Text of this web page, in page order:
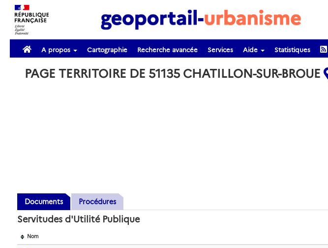
A propos Cartographie Recherche avancée Services Aide Statistiques
PAGE TERRITOIRE DE 51135 CHATILLON-SUR-BROUE
Documents
Procédures
Servitudes d'Utilité Publique
Nom